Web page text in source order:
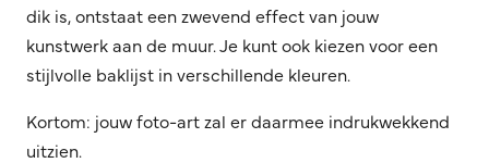
dik is, ontstaat een zwevend effect van jouw
kunstwerk aan de muur. Je kunt ook kiezen voor een
stijlvolle baklijst in verschillende kleuren.
Kortom: jouw foto-art zal er daarmee indrukwekkend
uitzien.